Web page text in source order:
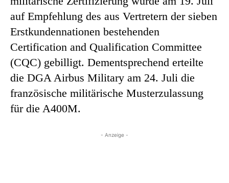
auf Empfehlung des aus Vertretern der sieben
Erstkundennationen bestehenden
Certification and Qualification Committee
(CQC) gebilligt. Dementsprechend erteilte
die DGA Airbus Military am 24. Juli die
französische militärische Musterzulassung
für die A400M.
- Anzeige -